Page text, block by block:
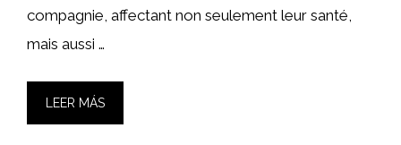
compagnie, affectant non seulement leur santé,
mais aussi …
LEER MÁS